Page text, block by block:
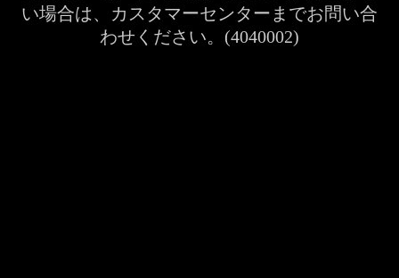
い場合は、カスタマーセンターまでお問い合
わせください。(4040002)